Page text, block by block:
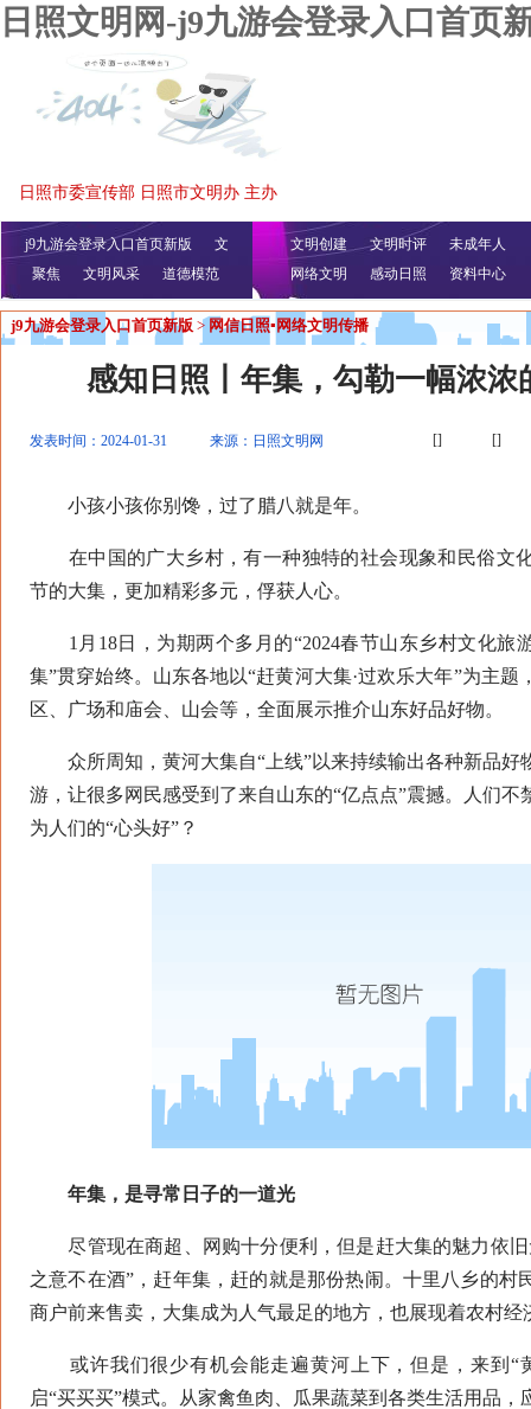
日照文明网-j9九游会登录入口首页
日照市委宣传部 日照市文明办 主办
j9九游会登录入口首页新版
文
明播报
公益视频
聚焦 文明风采 道德模范
文明创建 文明时评
未成年人
网络文明
感动日照 资料中心
j9九游会登录入口首页新版 > 网信日照▪网络文明传播
感知日照丨年集，勾勒一幅浓浓
发表时间：2024-01-31 来源：日照文明网 [] []
小孩小孩你别馋，过了腊八就是年。
在中国的广大乡村，有一种独特的社会现象和民俗文
节的大集，更加精彩多元，俘获人心。
1月18日，为期两个多月的“2024春节山东乡村文化旅
集”贯穿始终。山东各地以“赶黄河大集·过欢乐大年”为主题
区、广场和庙会、山会等，全面展示推介山东好品好物。
众所周知，黄河大集自“上线”以来持续输出各种新品好
游，让很多网民感受到了来自山东的“亿点点”震撼。人们不
为人们的“心头好”？
年集，是寻常日子的一道光
尽管现在商超、网购十分便利，但是赶大集的魅力依旧
之意不在酒”，赶年集，赶的就是那份热闹。十里八乡的村
商户前来售卖，大集成为人气最足的地方，也展现着农村经
或许我们很少有机会能走遍黄河上下，但是，来到“
启“买买买”模式。从家禽鱼肉、瓜果蔬菜到各类生活用品，